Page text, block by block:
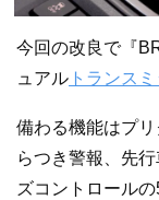
今回の改良で『
ュアル トランス
備わる機能はプ
らつき警報、先
ズコントロール